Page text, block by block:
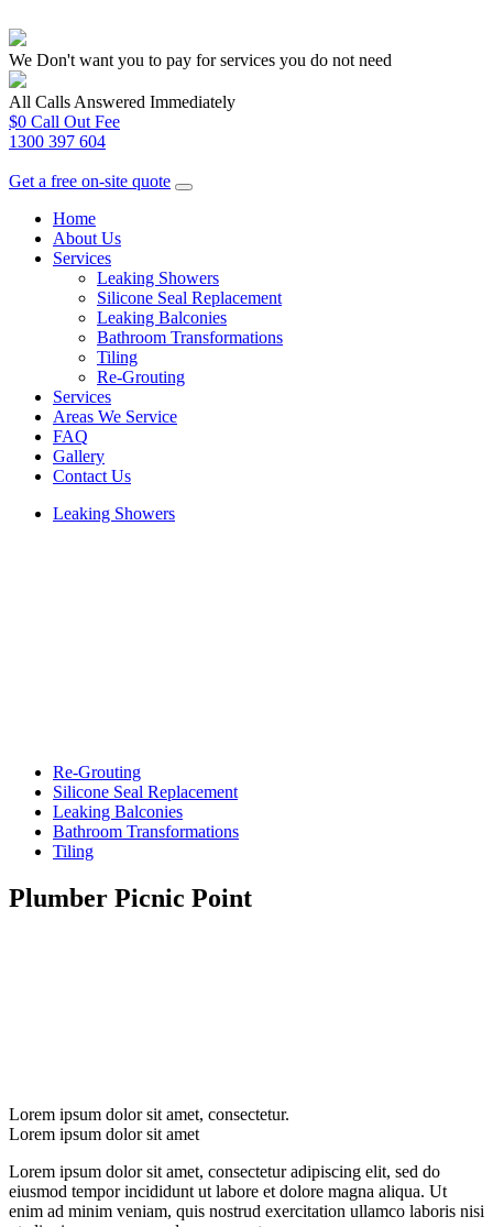
We Don't want you to pay for services you do not need
All Calls Answered Immediately
$0 Call Out Fee
1300 397 604
Get a free on-site quote
Home
About Us
Services
Leaking Showers
Silicone Seal Replacement
Leaking Balconies
Bathroom Transformations
Tiling
Re-Grouting
Services
Areas We Service
FAQ
Gallery
Contact Us
Leaking Showers
Re-Grouting
Silicone Seal Replacement
Leaking Balconies
Bathroom Transformations
Tiling
Plumber Picnic Point
Lorem ipsum dolor sit amet, consectetur.
Lorem ipsum dolor sit amet
Lorem ipsum dolor sit amet, consectetur adipiscing elit, sed do
eiusmod tempor incididunt ut labore et dolore magna aliqua. Ut
enim ad minim veniam, quis nostrud exercitation ullamco laboris nisi